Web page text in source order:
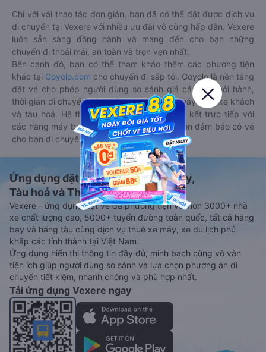
Chỉ với vài thao tác đơn giản, bạn đã có thể đặt được dịch vụ
di chuyển tại Vexere với nhiều ưu đãi vô cùng hấp dẫn. Vexere
luôn sẵn sàng đồng hành và mang đến cho bạn những
chuyến đi thoải mái, an toàn và trọn vẹn nhất.
Bên cạnh đó, bạn có thể tham khảo thêm các phương tiện
khác tại Goyolo.com cho chuyến đi sắp tới. Goyolo là nền tảng
đặt vé cho phép người dùng so sánh giá cả, giờ khởi hành,
thời gian di chuyển của nhiều phương tiện máy bay, xe khách
và tàu hoả. Hệ thống của Goyolo được liên kết trực tiếp với
các hãng máy bay, xe khách và tàu hoả, luôn đảm bảo có vé
cho bạn di chuyển.
Ứng dụng đặt vé Xe khách, Máy bay,
Tàu hoả và Thuê xe
Vexere - ứng dụng đặt vé đa phương tiện với hơn 3000+ nhà
xe chất lượng cao, 5000+ tuyến đường toàn quốc, tất cả hãng
bay và hãng tàu cùng dịch vụ thuê xe máy, xe du lịch phủ
khắp các tỉnh thành tại Việt Nam.
Ứng dụng hiển thị thông tin đầy đủ, minh bạch cùng vô vàn
tiện ích giúp người dùng so sánh và lựa chọn phương án di
chuyển tiết kiệm, nhanh chóng và phù hợp nhất.
Tải ứng dụng Vexere ngay